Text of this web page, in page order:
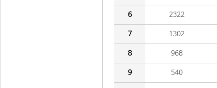
6 2322
7 1302
8 968
9 540